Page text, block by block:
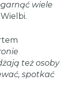
wiele
też osoby
spotkać